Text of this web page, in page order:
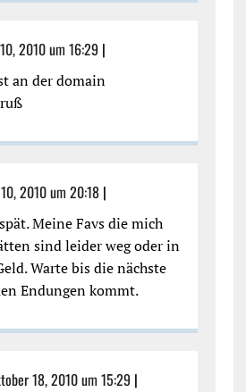
2010 um 16:29|
an der domain
2010 um 20:18|
Meine Favs die mich
sind leider weg oder in
Warte bis die nächste
Endungen kommt.
18, 2010 um 15:29|